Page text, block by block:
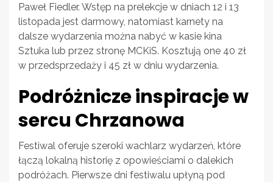
Paweł Fiedler. Wstęp na prelekcje w dniach 12 i 13
listopada jest darmowy, natomiast karnety na
dalsze wydarzenia można nabyć w kasie kina
Sztuka lub przez stronę MCKiS. Kosztują one 40 zł
w przedsprzedaży i 45 zł w dniu wydarzenia.
Podróżnicze inspiracje w
sercu Chrzanowa
Festiwal oferuje szeroki wachlarz wydarzeń, które
łączą lokalną historię z opowieściami o dalekich
podróżach. Pierwsze dni festiwalu upłyną pod